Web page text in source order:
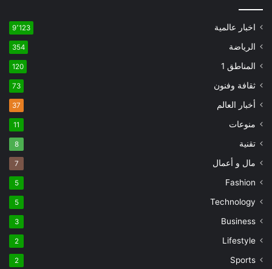
اخبار عالمية 9٬123
الرياضة 354
المناطق 1 120
ثقافة وفنون 73
أخبار العالم 37
منوعات 11
تقنية 8
مال و أعمال 7
Fashion
5
Technology
5
Business
3
Lifestyle
2
Sports
2